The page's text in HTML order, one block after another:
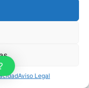
Aviso Legal